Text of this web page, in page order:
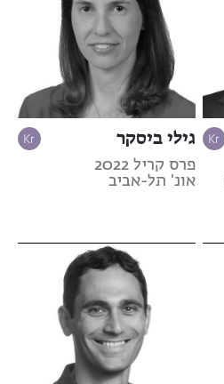
גילי ביסקר
פרס קריל 2022
אונ' תל-אביב